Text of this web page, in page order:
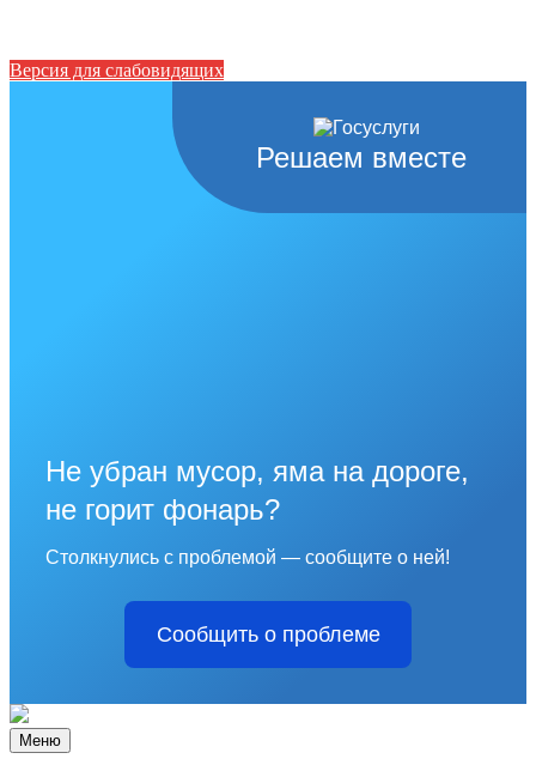
Версия для слабовидящих
Решаем вместе
Не убран мусор, яма на дороге,
не горит фонарь?
Столкнулись с проблемой — сообщите о ней!
Сообщить о проблеме
Меню